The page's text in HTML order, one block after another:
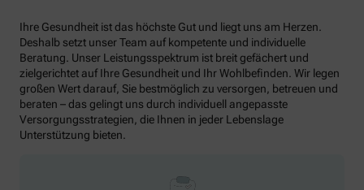
Ihre Gesundheit ist das höchste Gut und liegt uns am Herzen.
Deshalb setzt unser Team auf kompetente und individuelle
Beratung. Unser Leistungsspektrum ist breit gefächert und
zielgerichtet auf Ihre Gesundheit und Ihr Wohlbefinden. Wir legen
großen Wert darauf, Sie bestmöglich zu versorgen, betreuen und
beraten – das gelingt uns durch individuell angepasste
Versorgungsstrategien, die Ihnen in jeder Lebenslage
Unterstützung bieten.